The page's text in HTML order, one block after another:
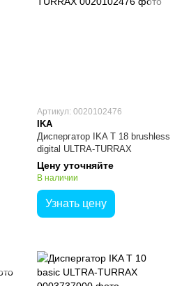
Артикул: 0020102476
IKA
Диспергатор IKA T 18 brushless
digital ULTRA-TURRAX
Цену уточняйте
В наличии
Узнать цену